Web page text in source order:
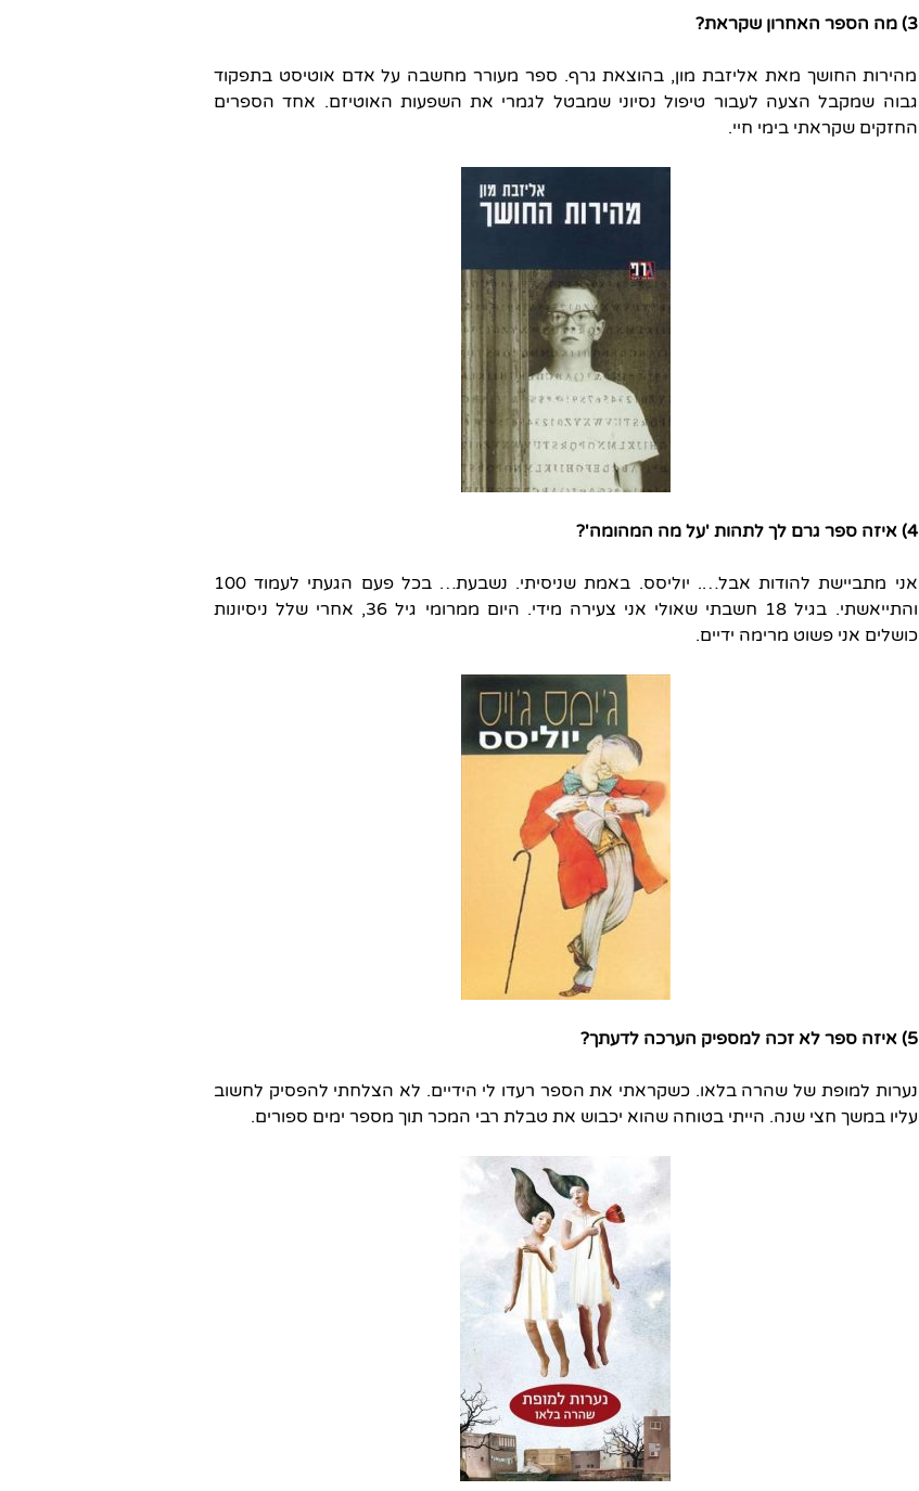
3) מה הספר האחרון שקראת?
מהירות החושך מאת אליזבת מון, בהוצאת גרף. ספר מעורר מחשבה על אדם אוטיסט בתפקוד
גבוה שמקבל הצעה לעבור טיפול נסיוני שמבטל לגמרי את השפעות האוטיזם. אחד הספרים
החזקים שקראתי בימי חיי.
4) איזה ספר גרם לך לתהות 'על מה המהומה'?
אני מתביישת להודות אבל…. יוליסס. באמת שניסיתי. נשבעת… בכל פעם הגעתי לעמוד 100
והתייאשתי. בגיל 18 חשבתי שאולי אני צעירה מידי. היום ממרומי גיל 36, אחרי שלל ניסיונות
כושלים אני פשוט מרימה ידיים.
5) איזה ספר לא זכה למספיק הערכה לדעתך?
נערות למופת של שהרה בלאו. כשקראתי את הספר רעדו לי הידיים. לא הצלחתי להפסיק לחשוב
עליו במשך חצי שנה. הייתי בטוחה שהוא יכבוש את טבלת רבי המכר תוך מספר ימים ספורים.